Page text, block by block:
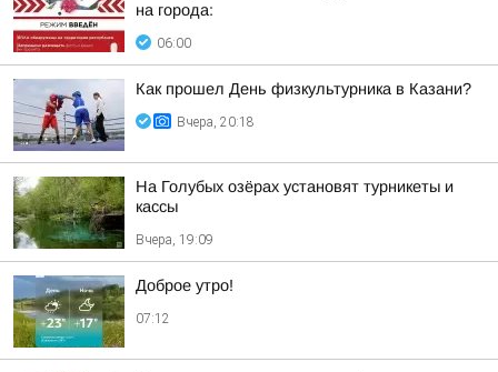
на города:
06:00
Как прошел День физкультурника в Казани?
Вчера, 20:18
На Голубых озёрах установят турникеты и
кассы
Вчера, 19:09
Доброе утро!
07:12